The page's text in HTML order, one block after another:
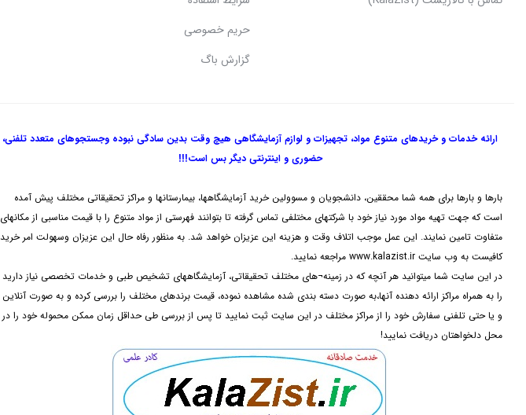
حریم خصوصی
گزارش باگ
ارائه خدمات و خریدهای متنوع مواد، تجهیزات و لوازم آزمایشگاهی هیچ وقت بدین سادگی نبوده وجستجوهای متعدد تلفنی،
حضوری و اینترنتی دیگر بس است!!!
بارها و بارها برای همه شما محققین، دانشجویان و مسوولین خرید آزمایشگاهها، بیمارستانها و مراکز تحقیقاتی مختلف پیش آمده
است که جهت تهیه مواد مورد نیاز خود با شرکتهای مختلفی تماس گرفته تا بتوانند فهرستی از مواد متنوع را با قیمت مناسبی از مکانهای
متفاوت تامین نمایند. این عمل موجب اتلاف وقت و هزینه این عزیزان خواهد شد. به منظور رفاه حال این عزیزان وسهولت امر خرید
کافیست به وب سایت www.kalazist.ir مراجعه نمایید.
در این سایت شما میتوانید هر آنچه که در زمینه¬های مختلف تحقیقاتی، آزمایشگاههای تشخیص طبی و خدمات تخصصی نیاز دارید
را به همراه مراکز ارائه دهنده آنها،به صورت دسته بندی شده مشاهده نموده، قیمت برندهای مختلف را بررسی کرده و به صورت آنلاین
و یا حتی تلفنی سفارش خود را از مراکز مختلف در این سایت ثبت نمایید تا پس از بررسی طی حداقل زمان ممکن محموله خود را در
محل دلخواهتان دریافت نمایید!